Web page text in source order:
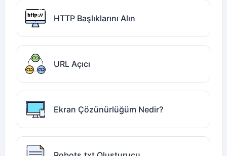
HTTP Başlıklarını Alın
URL Açıcı
Ekran Çözünürlüğüm Nedir?